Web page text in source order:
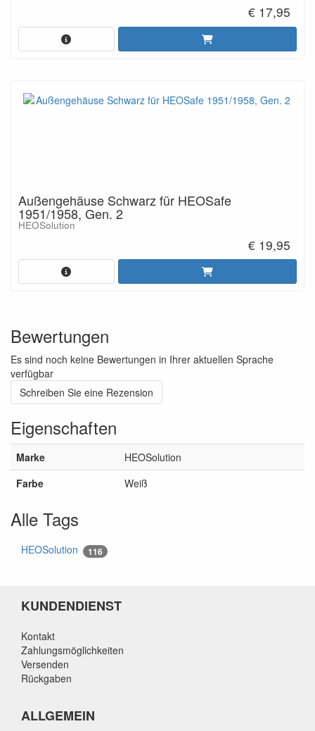
€ 17,95
Außengehäuse Schwarz für HEOSafe
1951/1958, Gen. 2
HEOSolution
€ 19,95
Bewertungen
Es sind noch keine Bewertungen in Ihrer aktuellen Sprache
verfügbar
Schreiben Sie eine Rezension
Eigenschaften
Marke
HEOSolution
Farbe
Weiß
Alle Tags
HEOSolution 116
KUNDENDIENST
Kontakt
Zahlungsmöglichkeiten
Versenden
Rückgaben
ALLGEMEIN